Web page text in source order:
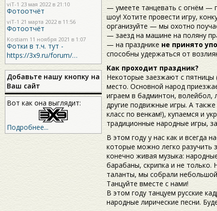
viT-1 23 мая 2022 в 21:10
Фотоотчёт
viT-1 21 марта 2022 в 11:56
Фотоотчёт
Kostiam 11 ноября 2021 в 1:07
Фотки в т.ч. тут -
https://3x9.ru/forum/…
Добавьте нашу кнопку на
Ваш сайт
Вот как она выглядит:
Подробнее...
— умеете танцевать с огнём —
шоу! Хотите провести игру,
организуйте — мы охотно
— заезд на машине на поляну
— на празднике не принято
способны удержаться от
Как проходит праздник?
Некоторые заезжают с пятницы
место. Основной народ
играем в бадминтон,
другие подвижные игры. А
класс по венкам!), купаемся и
традиционные народные игры,
В этом году у нас как и всегда
которые можно легко разучить
конечно живая музыка:
барабаны, скрипка и не только.
таланты, мы собрали
Танцуйте вместе с нами!
В этом году танцуем русские
народные лирические песни.